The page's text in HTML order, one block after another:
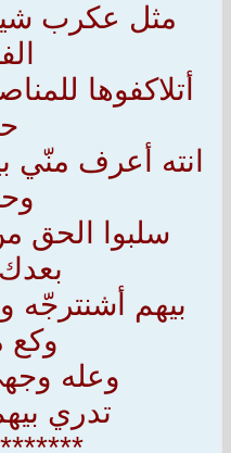
مثل عكرب شيخ
أتلاكفوها
انته أعرف منّي
سلبوا الحق
بيهم أشنترجّه
وعله
تدري